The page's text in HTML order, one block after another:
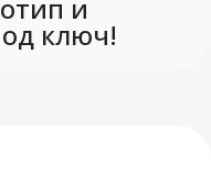
и
ключ!